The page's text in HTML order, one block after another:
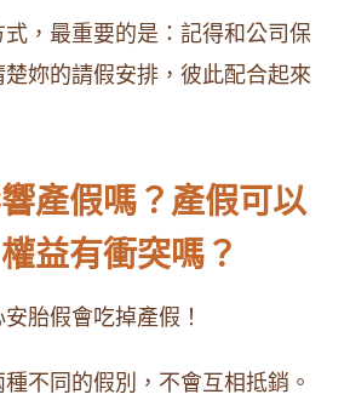
，最重要的是：記得和公司保
妳的請假安排，彼此配合起來
產假嗎？產假可以
益有衝突嗎？
胎假會吃掉產假！
不同的假別，不會互相抵銷。